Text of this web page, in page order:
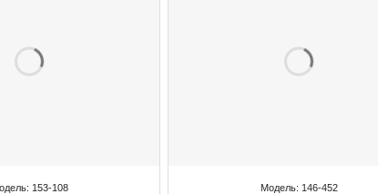
153-108 Модель: 146-452